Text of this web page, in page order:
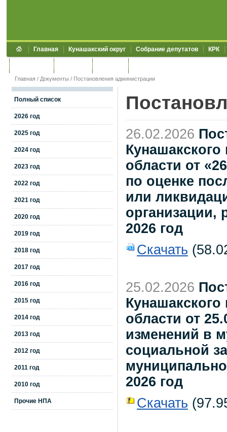
Главная Кунашакский округ Собрание депутатов КРК
Главная / Документы / Постановления администрации
Полный список
2026 год
2025 год
2024 год
2023 год
2022 год
2021 год
2020 год
2019 год
2018 год
2017 год
2016 год
2015 год
2014 год
2013 год
2012 год
2011 год
2010 год
Прочие НПА
26.02.2026
области от
по оценке
или
организации,
2026 год
Скачать
25.02.2026
области от
изменений в
социальной
2026 год
Скачать